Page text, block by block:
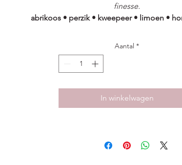
finesse.
abrikoos • perzik • kweepeer • limoen •
Coteau Les Brûlés is een single-vineyard
zuidgerichte terrassen boven krijtachtige klei-
terrassen zorgen voor extra rijpheid en
ondergrond de wijn zijn typische spanning en
In de neus een gelaagd en verfijnd aromatisch
Aantal *
In winkelwagen